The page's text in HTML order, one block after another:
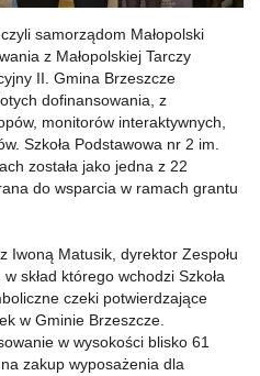
samorządom Małopolski
z Małopolskiej Tarczy
II. Gmina Brzeszcze
dofinansowania, z
monitorów interaktywnych,
Szkoła Podstawowa nr 2 im.
została jako jedna z 22
do wsparcia w ramach grantu
Iwoną Matusik, dyrektor Zespołu
skład którego wchodzi Szkoła
czeki potwierdzające
w Gminie Brzeszcze.
w wysokości blisko 61
zakup wyposażenia dla